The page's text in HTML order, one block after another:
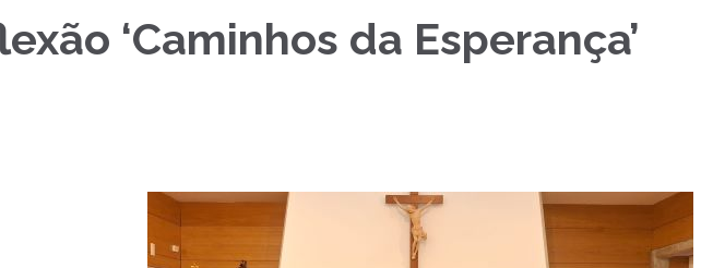
‘Caminhos da Esperança’